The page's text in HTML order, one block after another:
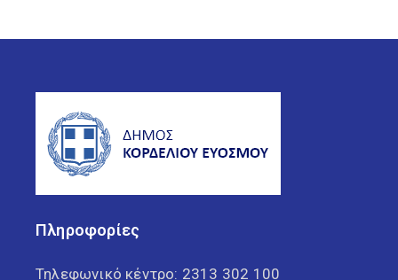
Πληροφορίες
Τηλεφωνικό κέντρο: 2313 302 100